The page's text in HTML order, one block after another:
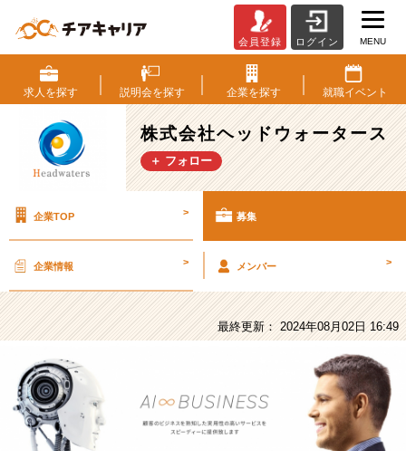
式
会
社
ヘ
ッ
ド
タ
の
最
先
会員登録 ログイン MENU
求人を探す 説明会を探す 企業を探す 就職イベント
株式会社ヘッドウォータース
＋ フォロー
企業TOP > 募集
企業情報 > メンバー >
最終更新： 2024年08月02日 16:49